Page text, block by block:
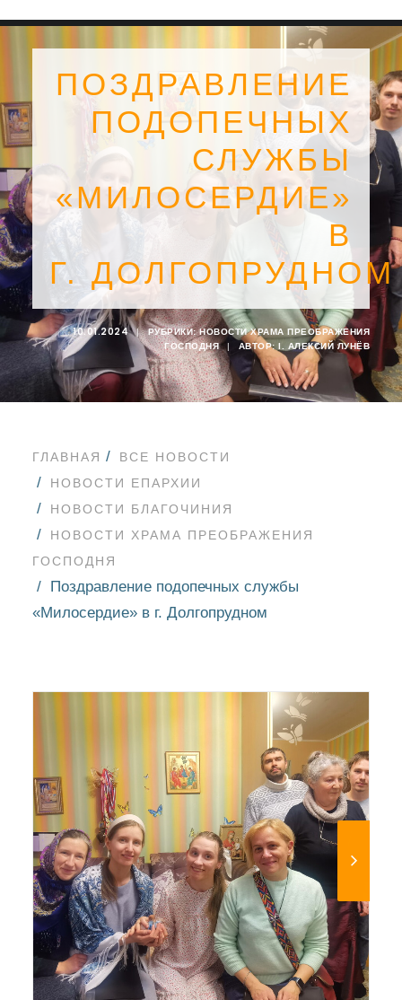
SEARCH
ПОЗДРАВЛЕНИЕ
ПОДОПЕЧНЫХ
СЛУЖБЫ
«МИЛОСЕРДИЕ»
В
Г. ДОЛГОПРУДНОМ
10.01.2024 | РУБРИКИ:НОВОСТИ ХРАМА ПРЕОБРАЖЕНИЯ
ГОСПОДНЯ
| АВТОР: I. АЛЕКСИЙ ЛУНЁВ
ГЛАВНАЯ
ВСЕ НОВОСТИ
НОВОСТИ ЕПАРХИИ
НОВОСТИ БЛАГОЧИНИЯ
НОВОСТИ ХРАМА ПРЕОБРАЖЕНИЯ
ГОСПОДНЯ
Поздравление подопечных службы
«Милосердие» в г. Долгопрудном